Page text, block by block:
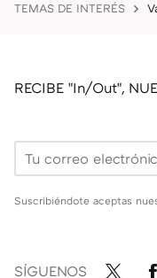
TEMAS DE INTERÉS
RECIBE "In/Out",
Suscribiéndote aceptas
SÍGUENOS